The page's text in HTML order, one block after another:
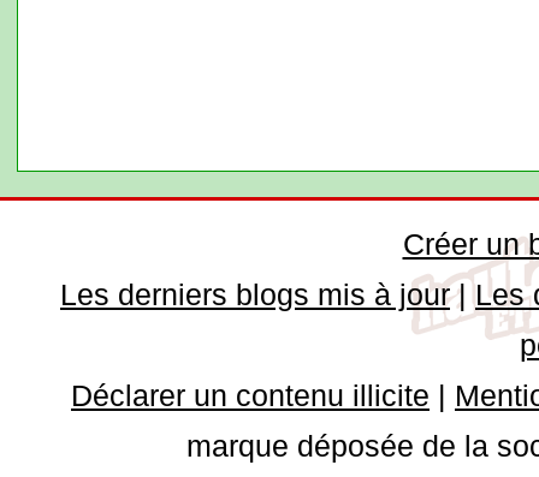
Créer un
Les derniers blogs mis à jour|Les
Déclarer un contenu illicite |
marque déposée de la